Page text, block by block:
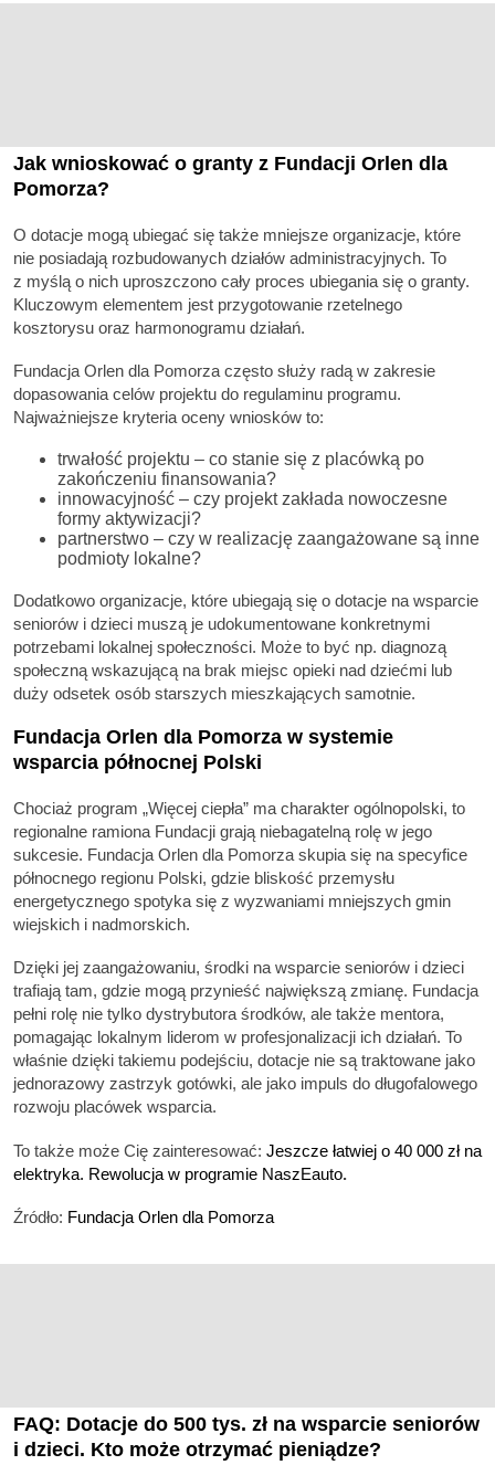
Jak wnioskować o granty z Fundacji Orlen dla
Pomorza?
O dotacje mogą ubiegać się także mniejsze organizacje, które
nie posiadają rozbudowanych działów administracyjnych. To
z myślą o nich uproszczono cały proces ubiegania się o granty.
Kluczowym elementem jest przygotowanie rzetelnego
kosztorysu oraz harmonogramu działań.
Fundacja Orlen dla Pomorza często służy radą w zakresie
dopasowania celów projektu do regulaminu programu.
Najważniejsze kryteria oceny wniosków to:
trwałość projektu – co stanie się z placówką po
zakończeniu finansowania?
innowacyjność – czy projekt zakłada nowoczesne
formy aktywizacji?
partnerstwo – czy w realizację zaangażowane są inne
podmioty lokalne?
Dodatkowo organizacje, które ubiegają się o dotacje na wsparcie
seniorów i dzieci muszą je udokumentowane konkretnymi
potrzebami lokalnej społeczności. Może to być np. diagnozą
społeczną wskazującą na brak miejsc opieki nad dziećmi lub
duży odsetek osób starszych mieszkających samotnie.
Fundacja Orlen dla Pomorza w systemie
wsparcia północnej Polski
Chociaż program „Więcej ciepła” ma charakter ogólnopolski, to
regionalne ramiona Fundacji grają niebagatelną rolę w jego
sukcesie. Fundacja Orlen dla Pomorza skupia się na specyfice
północnego regionu Polski, gdzie bliskość przemysłu
energetycznego spotyka się z wyzwaniami mniejszych gmin
wiejskich i nadmorskich.
Dzięki jej zaangażowaniu, środki na wsparcie seniorów i dzieci
trafiają tam, gdzie mogą przynieść największą zmianę. Fundacja
pełni rolę nie tylko dystrybutora środków, ale także mentora,
pomagając lokalnym liderom w profesjonalizacji ich działań. To
właśnie dzięki takiemu podejściu, dotacje nie są traktowane jako
jednorazowy zastrzyk gotówki, ale jako impuls do długofalowego
rozwoju placówek wsparcia.
To także może Cię zainteresować: Jeszcze łatwiej o 40 000 zł na
elektryka. Rewolucja w programie NaszEauto.
Źródło: Fundacja Orlen dla Pomorza
FAQ: Dotacje do 500 tys. zł na wsparcie seniorów
i dzieci. Kto może otrzymać pieniądze?